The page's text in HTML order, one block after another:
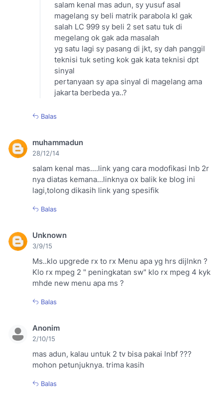
salam kenal mas adun, sy yusuf asal
magelang sy beli matrik parabola kl gak
salah LC 999 sy beli 2 set satu tuk di
megelang ok gak ada masalah
yg satu lagi sy pasang di jkt, sy dah panggil
teknisi tuk seting kok gak kata teknisi dpt
sinyal
pertanyaan sy apa sinyal di magelang ama
jakarta berbeda ya..?
Balas
muhammadun
28/12/14
salam kenal mas....link yang cara modofikasi lnb 2r
nya diatas kemana...linknya ox balik ke blog ini
lagi,tolong dikasih link yang spesifik
Balas
Unknown
3/9/15
Ms..klo upgrede rx to rx Menu apa yg hrs dijlnkn ?
Klo rx mpeg 2 " peningkatan sw" klo rx mpeg 4 kyk
mhde new menu apa ms ?
Balas
Anonim
2/10/15
mas adun, kalau untuk 2 tv bisa pakai lnbf ???
mohon petunjuknya. trima kasih
Balas